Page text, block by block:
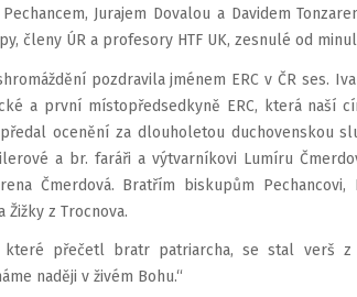
Jurajem Dovalou a Davidem
členy ÚR a profesory HTF UK, zesnulé od
pozdravila jménem ERC v ČR ses.
a první místopředsedkyně ERC, která naší
ocenění za dlouholetou duchovenskou
a br. faráři a výtvarníkovi Lumíru
Čmerdová. Bratřím biskupům
Žižky z Trocnova.
které přečetl bratr patriarcha, se stal verš z
naději v živém Bohu.“